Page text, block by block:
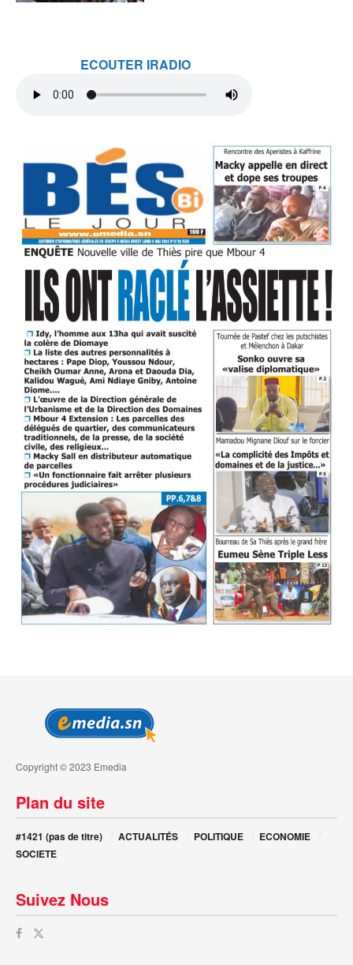
ECOUTER IRADIO
Copyright © 2023 Emedia
Plan du site
#1421 (pas de titre) ACTUALITÉS POLITIQUE
ECONOMIE
SOCIETE
Suivez Nous